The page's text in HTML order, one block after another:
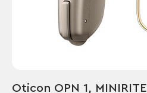
Oticon OPN 1, MINIRITE